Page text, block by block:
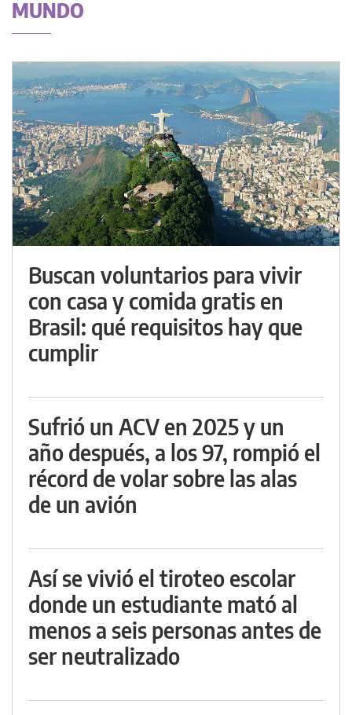
MUNDO
Buscan voluntarios para vivir
con casa y comida gratis en
Brasil: qué requisitos hay que
cumplir
Sufrió un ACV en 2025 y un
año después, a los 97, rompió el
récord de volar sobre las alas
de un avión
Así se vivió el tiroteo escolar
donde un estudiante mató al
menos a seis personas antes de
ser neutralizado